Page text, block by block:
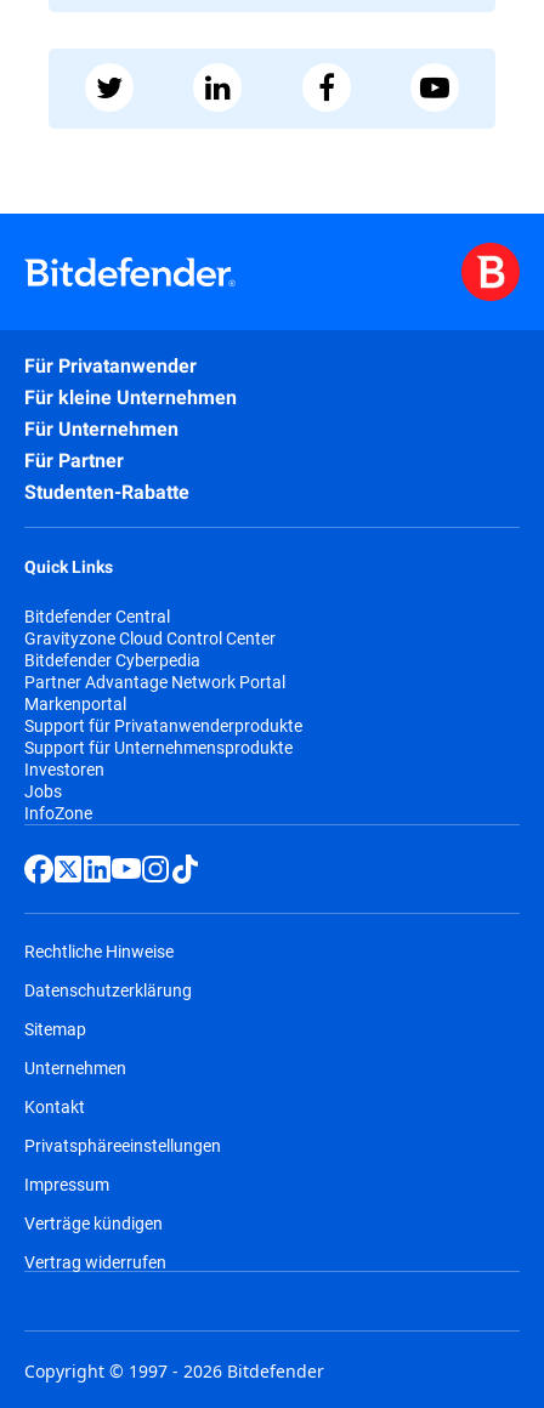
Für Privatanwender
Für kleine Unternehmen
Für Unternehmen
Für Partner
Studenten-Rabatte
Quick Links
Bitdefender Central
Gravityzone Cloud Control Center
Bitdefender Cyberpedia
Partner Advantage Network Portal
Markenportal
Support für Privatanwenderprodukte
Support für Unternehmensprodukte
Investoren
Jobs
InfoZone
Rechtliche Hinweise
Datenschutzerklärung
Sitemap
Unternehmen
Kontakt
Privatsphäreeinstellungen
Impressum
Verträge kündigen
Vertrag widerrufen
Copyright © 1997 - 2026 Bitdefender